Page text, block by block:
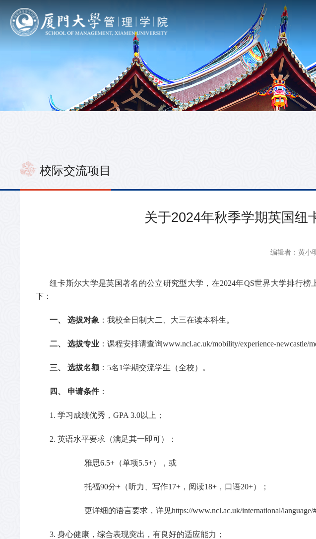
校际交流项目
关于2024年秋季学期英国纽
编辑者：黄小
纽卡斯尔大学是英国著名的公立研究型大学，在2024年QS世界大学排行
下：
一、 选拔对象 ：我校全日制 大二、 大三在读本科生。
二、 选拔专业 ： 课程安排请查询www.ncl.ac.uk/mobility/experience-newcastle/
三、 选拔名额 ： 5名1学期交流学生（全校）。
四、 申请条件：
1. 学习成绩优秀，GPA 3.0以上；
2. 英语水平要求（满足其一即可）：
雅思6.5+（单项5.5+），或
托福90分+（听力、写作17+，阅读18+，口语20+）；
更详细的语言要求， 详见https://www.ncl.ac.uk/international/language/
3. 身心健康，综合表现突出，有良好的适应能力；